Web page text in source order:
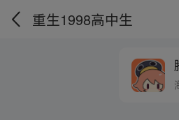
重生1998高中生